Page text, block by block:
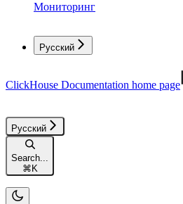
Мониторинг
Русский
ClickHouse Documentation home page
Русский
Search...
⌘ K